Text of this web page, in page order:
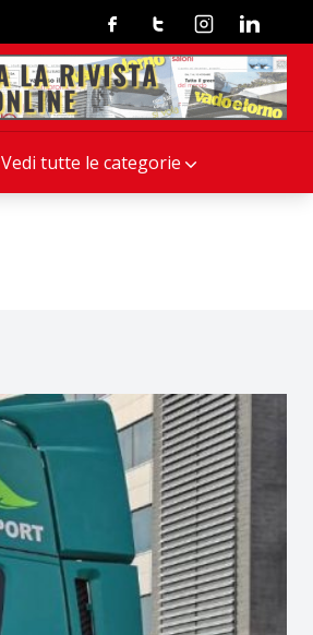
Vedi tutte le categorie
FacebookTwitterInstagramLinkedin